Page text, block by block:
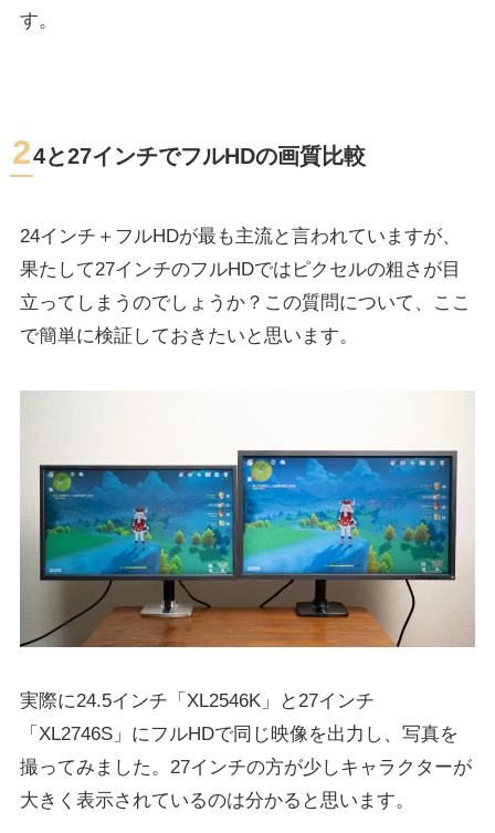
す。
24と27インチでフルHDの画質比較
24インチ＋フルHDが最も主流と言われていますが、
果たして27インチのフルHDではピクセルの粗さが目
立ってしまうのでしょうか？この質問について、ここ
で簡単に検証しておきたいと思います。
実際に24.5インチ「XL2546K」と27インチ
「XL2746S」にフルHDで同じ映像を出力し、写真を
撮ってみました。27インチの方が少しキャラクターが
大きく表示されているのは分かると思います。